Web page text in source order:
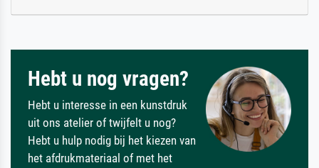
Hebt u nog vragen?
Hebt u interesse in een kunstdruk
uit ons atelier of twijfelt u nog?
Hebt u hulp nodig bij het kiezen van
het afdrukmateriaal of met het